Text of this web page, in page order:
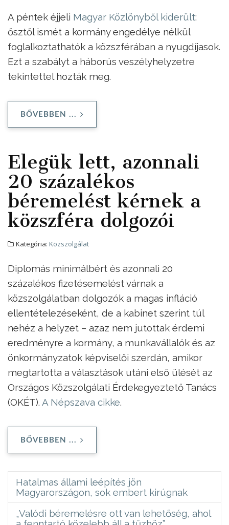
A péntek éjjeli Magyar Közlönyből kiderült:
ősztől ismét a kormány engedélye nélkül
foglalkoztathatók a közszférában a nyugdíjasok.
Ezt a szabályt a háborús veszélyhelyzetre
tekintettel hozták meg.
BŐVEBBEN ...
Elegük lett, azonnali
20 százalékos
béremelést kérnek a
közszféra dolgozói
Kategória: Közszolgálat
Diplomás minimálbért és azonnali 20
százalékos fizetésemelést várnak a
közszolgálatban dolgozók a magas infláció
ellentételezéseként, de a kabinet szerint túl
nehéz a helyzet – azaz nem jutottak érdemi
eredményre a kormány, a munkavállalók és az
önkormányzatok képviselői szerdán, amikor
megtartotta a választások utáni első ülését az
Országos Közszolgálati Érdekegyeztető Tanács
(OKÉT). A Népszava cikke.
BŐVEBBEN ...
Hatalmas állami leépítés jön
Magyarországon, sok embert kirúgnak
„Valódi béremelésre ott van lehetőség, ahol